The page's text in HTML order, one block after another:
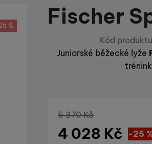
Fischer
Kód
Juniorské běžecké lyže
Původní cena
5 370Kč
1 343
(
-25
4 028 Kč
%